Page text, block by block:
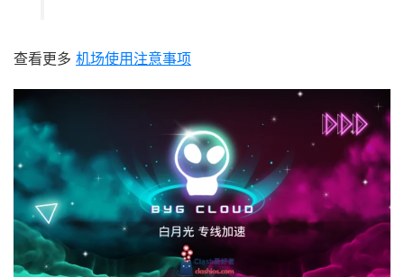
查看更多 机场使用注意事项